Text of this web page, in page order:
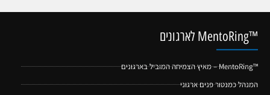
™MentoRing לארגונים
™MentoRing – מאיץ הצמיחה המוביל בארגונים
המנהל כמנטור פנים ארגוני